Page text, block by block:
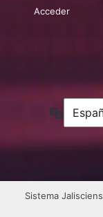
Acceder
Idioma
Sistema